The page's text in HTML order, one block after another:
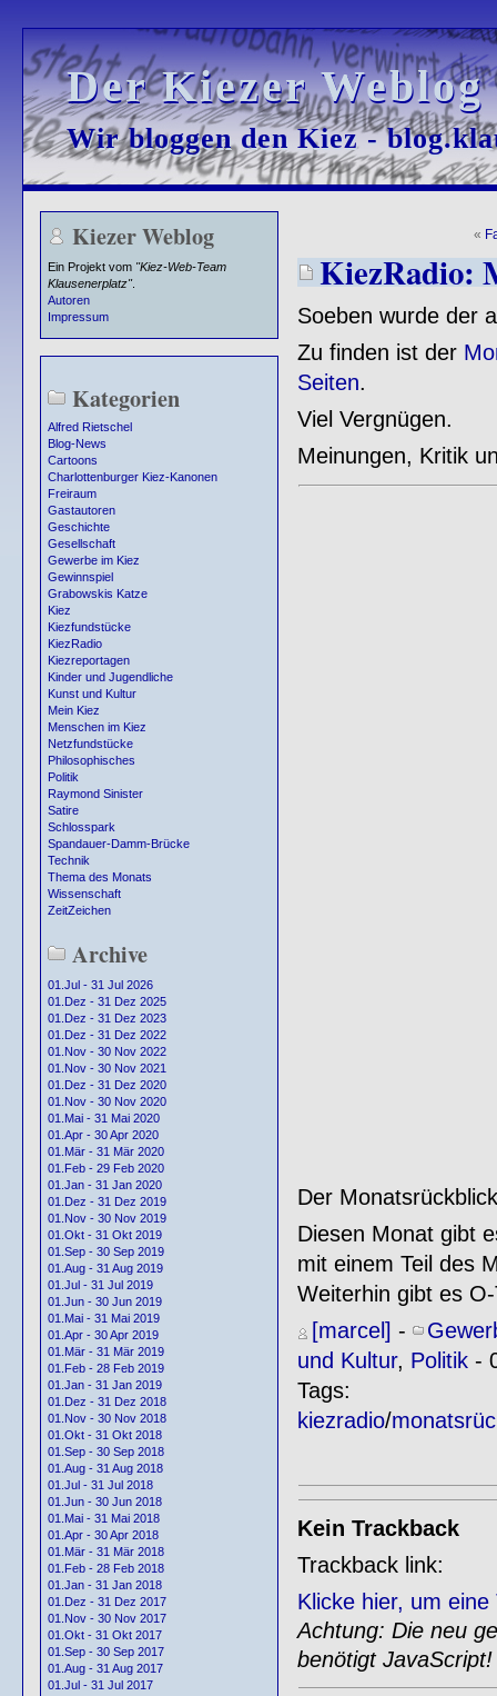
Der Kiezer
Der Kiezer
Wir bloggen den Kiez -
Wir bloggen den Kiez -
Kiezer Weblog
Ein Projekt vom "Kiez-Web-Team
Klausenerplatz".
Autoren
Impressum
Kategorien
Alfred Rietschel
Blog-News
Cartoons
Charlottenburger Kiez-Kanonen
Freiraum
Gastautoren
Geschichte
Gesellschaft
Gewerbe im Kiez
Gewinnspiel
Grabowskis Katze
Kiez
Kiezfundstücke
KiezRadio
Kiezreportagen
Kinder und Jugendliche
Kunst und Kultur
Mein Kiez
Menschen im Kiez
Netzfundstücke
Philosophisches
Politik
Raymond Sinister
Satire
Schlosspark
Spandauer-Damm-Brücke
Technik
Thema des Monats
Wissenschaft
ZeitZeichen
Archive
01.Jul - 31 Jul 2026
01.Dez - 31 Dez 2025
01.Dez - 31 Dez 2023
01.Dez - 31 Dez 2022
01.Nov - 30 Nov 2022
01.Nov - 30 Nov 2021
01.Dez - 31 Dez 2020
01.Nov - 30 Nov 2020
01.Mai - 31 Mai 2020
01.Apr - 30 Apr 2020
01.Mär - 31 Mär 2020
01.Feb - 29 Feb 2020
01.Jan - 31 Jan 2020
01.Dez - 31 Dez 2019
01.Nov - 30 Nov 2019
01.Okt - 31 Okt 2019
01.Sep - 30 Sep 2019
01.Aug - 31 Aug 2019
01.Jul - 31 Jul 2019
01.Jun - 30 Jun 2019
01.Mai - 31 Mai 2019
01.Apr - 30 Apr 2019
01.Mär - 31 Mär 2019
01.Feb - 28 Feb 2019
01.Jan - 31 Jan 2019
01.Dez - 31 Dez 2018
01.Nov - 30 Nov 2018
01.Okt - 31 Okt 2018
01.Sep - 30 Sep 2018
01.Aug - 31 Aug 2018
01.Jul - 31 Jul 2018
01.Jun - 30 Jun 2018
01.Mai - 31 Mai 2018
01.Apr - 30 Apr 2018
01.Mär - 31 Mär 2018
01.Feb - 28 Feb 2018
01.Jan - 31 Jan 2018
01.Dez - 31 Dez 2017
01.Nov - 30 Nov 2017
01.Okt - 31 Okt 2017
01.Sep - 30 Sep 2017
01.Aug - 31 Aug 2017
01.Jul - 31 Jul 2017
«
KiezRadio:
Soeben wurde der
Zu finden ist der
Seiten.
Viel Vergnügen.
Meinungen, Kritik
Der
Diesen Monat gibt
mit einem Teil des
Weiterhin gibt es
[marcel] -
und Kultur, Politik-
Tags:
kiezradio/
Kein Trackback
Trackback link:
Klicke hier, um
Achtung: Die neu
benötigt JavaScript!